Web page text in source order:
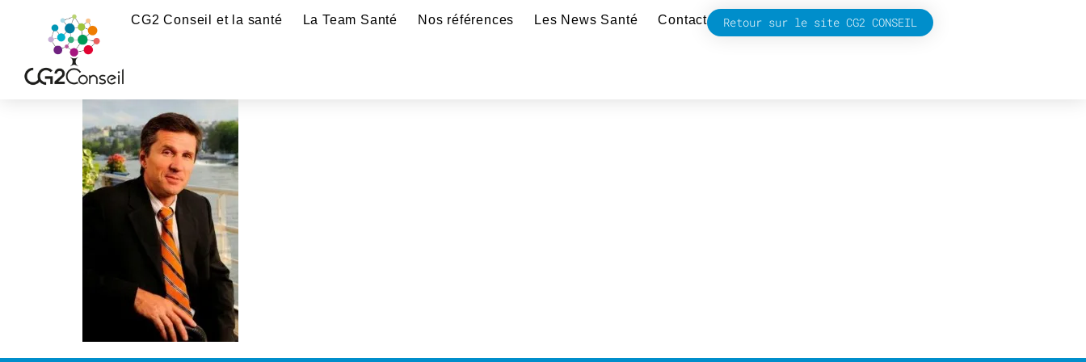
CG2 Conseil et la santé La Team Santé Nos références Les News Santé Contact Retour sur le site CG2 CONSEIL